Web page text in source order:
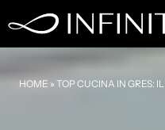
HOME » TOP CUCINA IN GRES: